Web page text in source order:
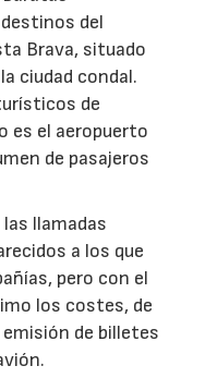
del
Brava, situado
ciudad condal.
de
es el aeropuerto
de pasajeros
llamadas
a los que
pero con el
los costes, de
de billetes